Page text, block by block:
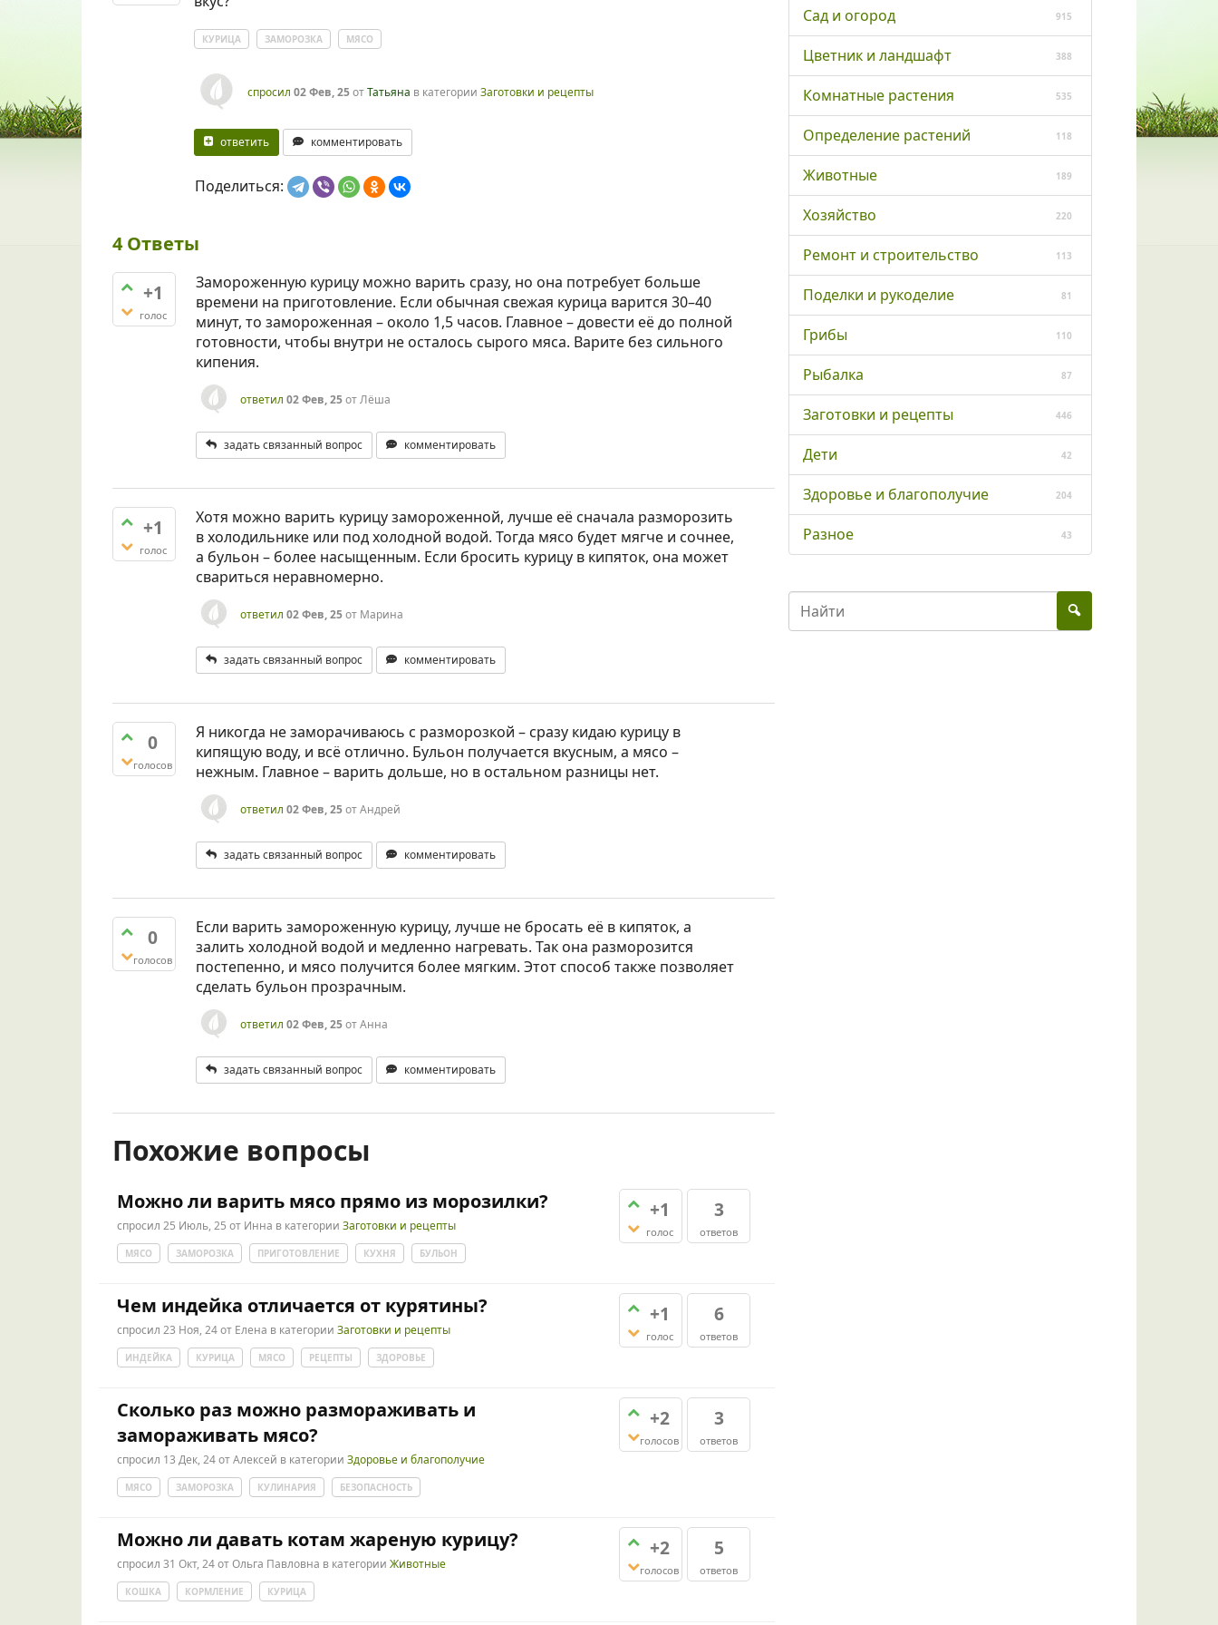
КУРИЦА ЗАМОРОЗКА МЯСО
спросил 02 Фев, 25отТатьяна в категории Заготовки и рецепты
ответить комментировать
Поделиться:
4Ответы
+1
голос
Замороженную курицу можно варить сразу, но она потребует больше
времени на приготовление. Если обычная свежая курица варится 30–40
минут, то замороженная – около 1,5 часов. Главное – довести её до полной
готовности, чтобы внутри не осталось сырого мяса. Варите без сильного
кипения.
ответил 02 Фев, 25отЛёша
задать связанный вопрос комментировать
+1
голос
Хотя можно варить курицу замороженной, лучше её сначала разморозить
в холодильнике или под холодной водой. Тогда мясо будет мягче и сочнее,
а бульон – более насыщенным. Если бросить курицу в кипяток, она может
свариться неравномерно.
ответил 02 Фев, 25от Марина
задать связанный вопрос комментировать
0
голосов
Я никогда не заморачиваюсь с разморозкой – сразу кидаю курицу в
кипящую воду, и всё отлично. Бульон получается вкусным, а мясо –
нежным. Главное – варить дольше, но в остальном разницы нет.
ответил 02 Фев, 25отАндрей
задать связанный вопрос комментировать
0
голосов
Если варить замороженную курицу, лучше не бросать её в кипяток, а
залить холодной водой и медленно нагревать. Так она разморозится
постепенно, и мясо получится более мягким. Этот способ также позволяет
сделать бульон прозрачным.
ответил 02 Фев, 25отАнна
задать связанный вопрос комментировать
Похожие вопросы
+1
голос
3
ответов
Можно ли варить мясо прямо из морозилки?
спросил 25 Июль, 25 от Инна в категории Заготовки и рецепты
МЯСО ЗАМОРОЗКА ПРИГОТОВЛЕНИЕ КУХНЯ БУЛЬОН
+1
голос
6
ответов
Чем индейка отличается от курятины?
спросил 23 Ноя, 24от Елена в категории Заготовки и рецепты
ИНДЕЙКА КУРИЦА МЯСО РЕЦЕПТЫ ЗДОРОВЬЕ
+2
голосов
3
ответов
Сколько раз можно размораживать и
замораживать мясо?
спросил 13 Дек, 24отАлексей в категории Здоровье и благополучие
МЯСО ЗАМОРОЗКА КУЛИНАРИЯ БЕЗОПАСНОСТЬ
+2
голосов
5
ответов
Можно ли давать котам жареную курицу?
спросил 31 Окт, 24отОльга Павловна в категории Животные
КОШКА КОРМЛЕНИЕ КУРИЦА
Сад и огород 915
Цветник и ландшафт 388
Комнатные растения 535
Определение растений 118
Животные 189
Хозяйство 220
Ремонт и строительство 113
Поделки и рукоделие 81
Грибы 110
Рыбалка 87
Заготовки и рецепты 446
Дети 42
Здоровье и благополучие 204
Разное 43